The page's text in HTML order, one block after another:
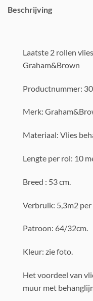
Beschrijving
Laatste 2 rollen
Graham&Brown
Productnummer:
Merk:
Materiaal: Vlies
Lengte per rol: 10
Breed : 53 cm.
Verbruik: 5,3m2 per
Patroon: 64/32cm.
Kleur: zie foto.
Het voordeel van
muur met